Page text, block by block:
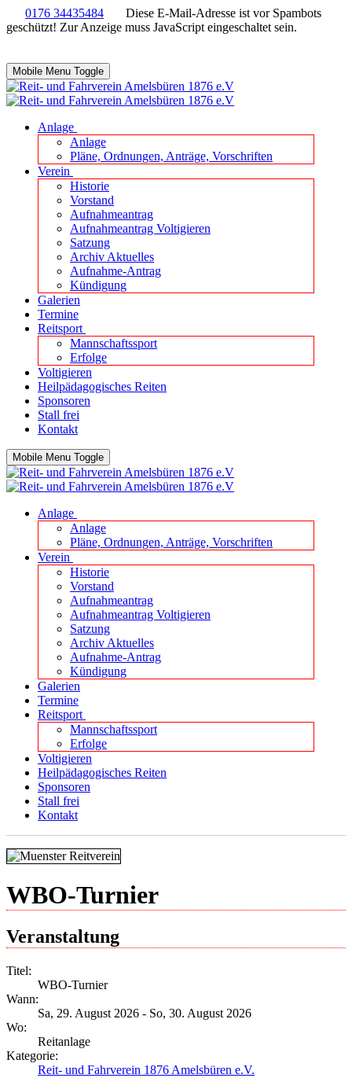
0176 34435484
Diese E-Mail-Adresse ist vor Spambots
geschützt! Zur Anzeige muss JavaScript eingeschaltet sein.
Mobile Menu Toggle
Anlage
Anlage
Pläne, Ordnungen, Anträge, Vorschriften
Verein
Historie
Vorstand
Aufnahmeantrag
Aufnahmeantrag Voltigieren
Satzung
Archiv Aktuelles
Aufnahme-Antrag
Kündigung
Galerien
Termine
Reitsport
Mannschaftssport
Erfolge
Voltigieren
Heilpädagogisches Reiten
Sponsoren
Stall frei
Kontakt
Mobile Menu Toggle
Anlage
Anlage
Pläne, Ordnungen, Anträge, Vorschriften
Verein
Historie
Vorstand
Aufnahmeantrag
Aufnahmeantrag Voltigieren
Satzung
Archiv Aktuelles
Aufnahme-Antrag
Kündigung
Galerien
Termine
Reitsport
Mannschaftssport
Erfolge
Voltigieren
Heilpädagogisches Reiten
Sponsoren
Stall frei
Kontakt
WBO-Turnier
Veranstaltung
Titel:
WBO-Turnier
Wann:
Sa, 29. August 2026 - So, 30. August 2026
Wo:
Reitanlage
Kategorie:
Reit- und Fahrverein 1876 Amelsbüren e.V.